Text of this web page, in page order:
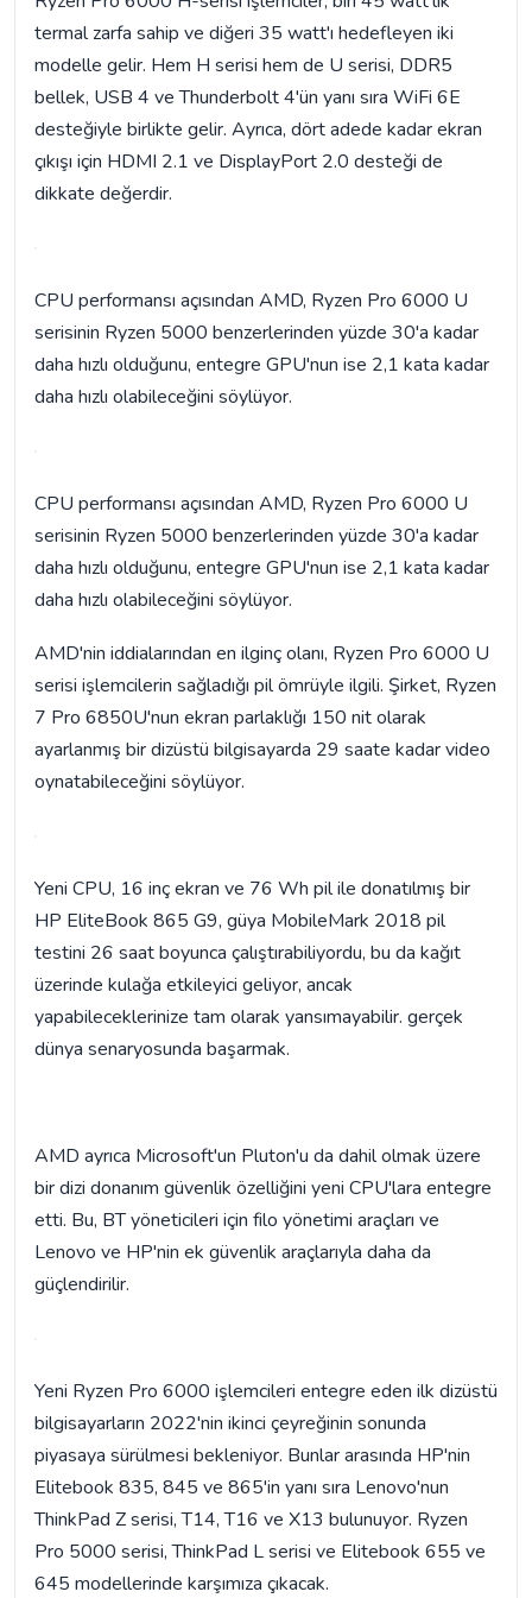
termal zarfa sahip ve diğeri 35 watt'ı hedefleyen iki
modelle gelir. Hem H serisi hem de U serisi, DDR5
bellek, USB 4 ve Thunderbolt 4'ün yanı sıra WiFi 6E
desteğiyle birlikte gelir. Ayrıca, dört adede kadar ekran
çıkışı için HDMI 2.1 ve DisplayPort 2.0 desteği de
dikkate değerdir.
CPU performansı açısından AMD, Ryzen Pro 6000 U
serisinin Ryzen 5000 benzerlerinden yüzde 30'a kadar
daha hızlı olduğunu, entegre GPU'nun ise 2,1 kata kadar
daha hızlı olabileceğini söylüyor.
CPU performansı açısından AMD, Ryzen Pro 6000 U
serisinin Ryzen 5000 benzerlerinden yüzde 30'a kadar
daha hızlı olduğunu, entegre GPU'nun ise 2,1 kata kadar
daha hızlı olabileceğini söylüyor.
AMD'nin iddialarından en ilginç olanı, Ryzen Pro 6000 U
serisi işlemcilerin sağladığı pil ömrüyle ilgili. Şirket, Ryzen
7 Pro 6850U'nun ekran parlaklığı 150 nit olarak
ayarlanmış bir dizüstü bilgisayarda 29 saate kadar video
oynatabileceğini söylüyor.
Yeni CPU, 16 inç ekran ve 76 Wh pil ile donatılmış bir
HP EliteBook 865 G9, güya MobileMark 2018 pil
testini 26 saat boyunca çalıştırabiliyordu, bu da kağıt
üzerinde kulağa etkileyici geliyor, ancak
yapabileceklerinize tam olarak yansımayabilir. gerçek
dünya senaryosunda başarmak.
AMD ayrıca Microsoft'un Pluton'u da dahil olmak üzere
bir dizi donanım güvenlik özelliğini yeni CPU'lara entegre
etti. Bu, BT yöneticileri için filo yönetimi araçları ve
Lenovo ve HP'nin ek güvenlik araçlarıyla daha da
güçlendirilir.
Yeni Ryzen Pro 6000 işlemcileri entegre eden ilk dizüstü
bilgisayarların 2022'nin ikinci çeyreğinin sonunda
piyasaya sürülmesi bekleniyor. Bunlar arasında HP'nin
Elitebook 835, 845 ve 865'in yanı sıra Lenovo'nun
ThinkPad Z serisi, T14, T16 ve X13 bulunuyor. Ryzen
Pro 5000 serisi, ThinkPad L serisi ve Elitebook 655 ve
645 modellerinde karşımıza çıkacak.